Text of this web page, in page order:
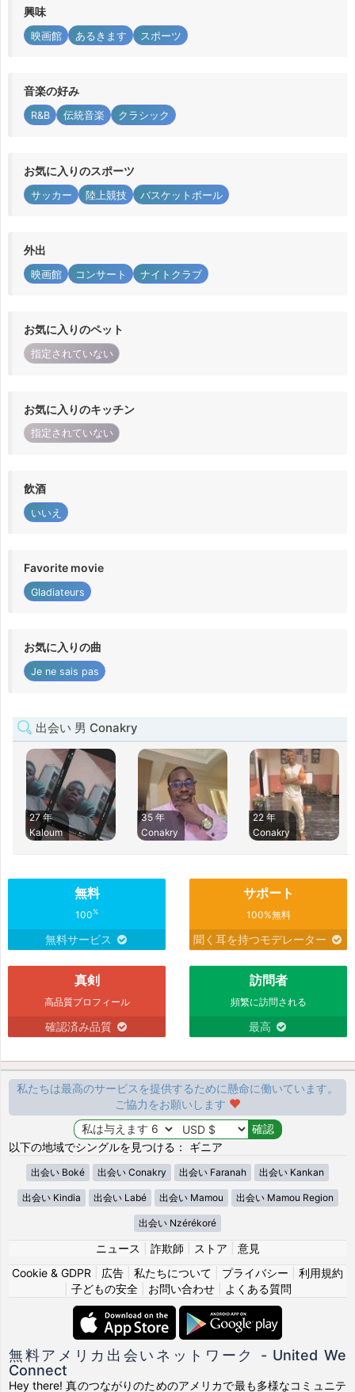
興味
映画館 あるきます スポーツ
音楽の好み
R&B 伝統音楽 クラシック
お気に入りのスポーツ
サッカー 陸上競技 バスケットボール
外出
映画館 コンサート ナイトクラブ
お気に入りのペット
指定されていない
お気に入りのキッチン
指定されていない
飲酒
いいえ
Favorite movie
Gladiateurs
お気に入りの曲
Je ne sais pas
出会い 男 Conakry
27 年
Kaloum
35 年
Conakry
22 年
Conakry
無料
100%
無料サービス
サポート
100%無料
聞く耳を持つモデレーター
真剣
高品質プロフィール
確認済み品質
訪問者
頻繁に訪問される
最高
私たちは最高のサービスを提供するために懸命に働いています。
ご協力をお願いします
以下の地域でシングルを見つける： ギニア
出会い Boké 出会い Conakry 出会い Faranah 出会い Kankan
出会い Kindia 出会い Labé 出会い Mamou 出会い Mamou Region
出会い Nzérékoré
ニュース 詐欺師 ストア
意見
Cookie & GDPR
広告 私たちについて プライバシー
利用規約
子どもの安全| お問い合わせ| よくある質問
無料アメリカ出会いネットワーク - United We
Connect
Hey there! 真のつながりのためのアメリカで最も多様なコミュニテ